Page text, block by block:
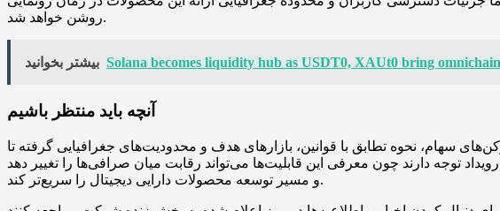
روشن خواهد شد.
بیشتر بخوانید Solana becomes liquidity hub as USDT0, XAUt0 bring
آنچه باید منتظر باشیم
سهام، نحوه تطابق با قوانین، بازارهای هدف و محدودیت‌های جغرافیایی گرفته تا
توجه دارند چون معرفی این قابلیت‌ها می‌تواند رقابت میان صرافی‌ها را تغییر دهد
و مسیر توسعه محصولات دارایی دیجیتال را سریع‌تر کند.